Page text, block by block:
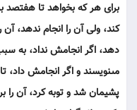
براى هر كه بخواهد تا هفتصد
كند، ولى آن را انجام ندهد،
دهد، اگر انجامش نداد، به
مى‏نويسند و اگر انجامش داد،
پشيمان شد و توبه كرد، آن را